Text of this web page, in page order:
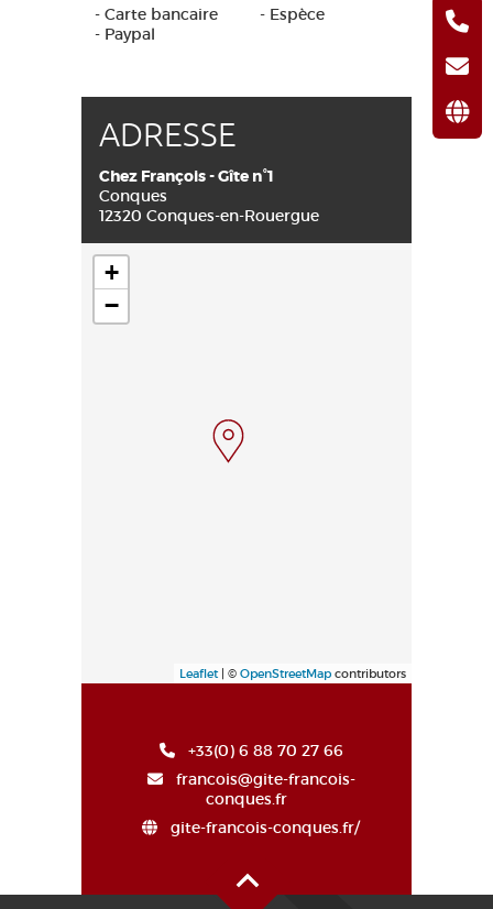
- Carte bancaire
- Espèce
- Paypal
ADRESSE
Chez François - Gîte n°1
Conques
12320 Conques-en-Rouergue
+
−
Leaflet| © OpenStreetMap contributors
+33(0) 6 88 70 27 66
francois@gite-francois-
conques.fr
gite-francois-conques.fr/